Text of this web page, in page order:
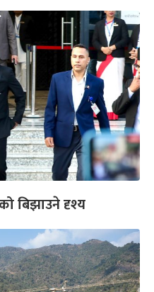
बिझाउने दृश्य